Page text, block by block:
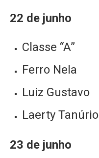
22 de junho
Classe “A”
Ferro Nela
Luiz Gustavo
Laerty Tanúrio
23 de junho